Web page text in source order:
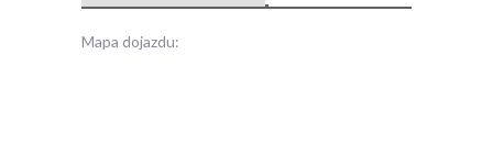
Mapa dojazdu: